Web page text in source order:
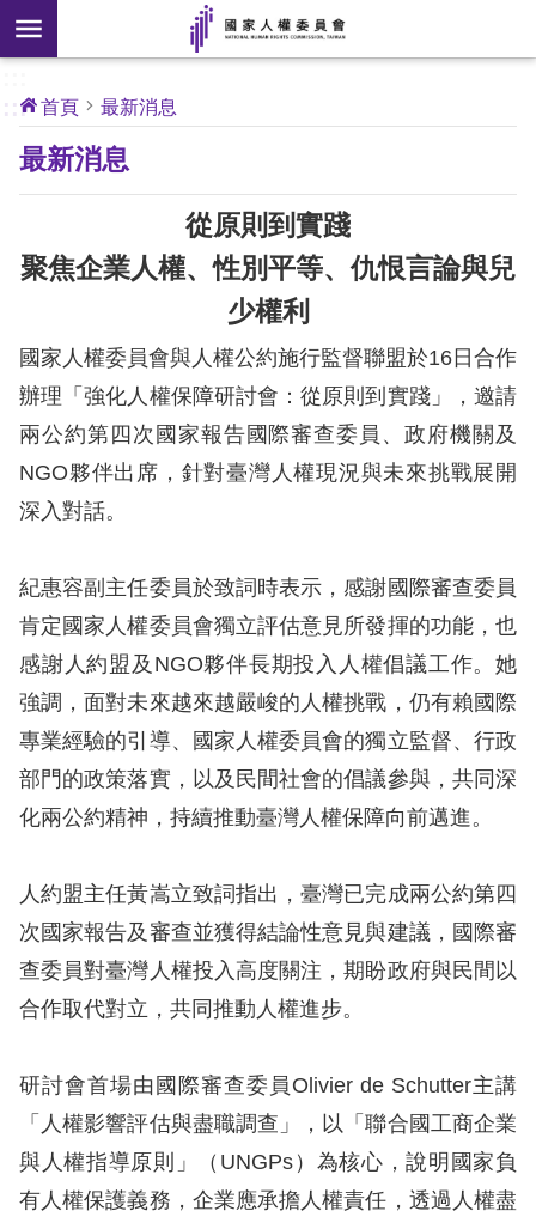
前往主要內容區塊
搜
尋
開
新
核
心
人
權
關
本
會
最
新
消
權
業
務
核
心
人
公
約
陳
情
訴
人
權
資
:::
首頁 最新消息
最新消息
從原則到實踐
聚焦企業人權、性別平等、仇恨言論與兒
少權利
國家人權委員會與人權公約施行監督聯盟於16日合作
辦理「強化人權保障研討會：從原則到實踐」，邀請
兩公約第四次國家報告國際審查委員、政府機關及
NGO夥伴出席，針對臺灣人權現況與未來挑戰展開
深入對話。
紀惠容副主任委員於致詞時表示，感謝國際審查委員
肯定國家人權委員會獨立評估意見所發揮的功能，也
感謝人約盟及NGO夥伴長期投入人權倡議工作。她
強調，面對未來越來越嚴峻的人權挑戰，仍有賴國際
專業經驗的引導、國家人權委員會的獨立監督、行政
部門的政策落實，以及民間社會的倡議參與，共同深
化兩公約精神，持續推動臺灣人權保障向前邁進。
人約盟主任黃嵩立致詞指出，臺灣已完成兩公約第四
次國家報告及審查並獲得結論性意見與建議，國際審
查委員對臺灣人權投入高度關注，期盼政府與民間以
合作取代對立，共同推動人權進步。
研討會首場由國際審查委員Olivier de Schutter主講
「人權影響評估與盡職調查」，以「聯合國工商企業
與人權指導原則」（UNGPs）為核心，說明國家負
有人權保護義務，企業應承擔人權責任，透過人權盡